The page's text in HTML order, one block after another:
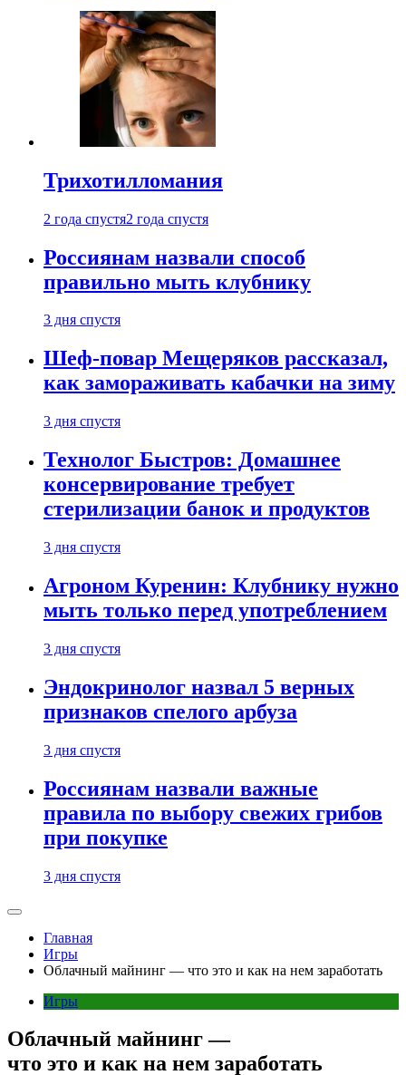
Трихотилломания
2 года спустя2 года спустя
Россиянам назвали способ
правильно мыть клубнику
3 дня спустя
Шеф-повар Мещеряков рассказал,
как замораживать кабачки на зиму
3 дня спустя
Технолог Быстров: Домашнее
консервирование требует
стерилизации банок и продуктов
3 дня спустя
Агроном Куренин: Клубнику нужно
мыть только перед употреблением
3 дня спустя
Эндокринолог назвал 5 верных
признаков спелого арбуза
3 дня спустя
Россиянам назвали важные
правила по выбору свежих грибов
при покупке
3 дня спустя
Главная
Игры
Облачный майнинг — что это и как на нем заработать
Игры
Облачный майнинг —
что это и как на нем заработать